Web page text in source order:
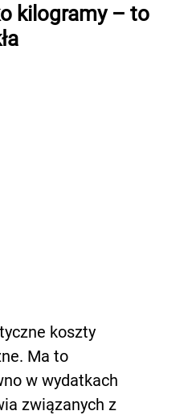
kilogramy – to
koszty
Ma to
w wydatkach
związanych z